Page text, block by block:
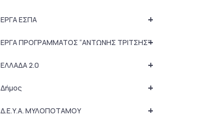
+
ΕΡΓΑ ΕΣΠΑ
+
ΕΡΓΑ ΠΡΟΓΡΑΜΜΑΤΟΣ “ΑΝΤΩΝΗΣ ΤΡΙΤΣΗΣ”
+
ΕΛΛΑΔΑ 2.0
+
Δήμος
+
Δ.Ε.Υ.Α. ΜΥΛΟΠΟΤΑΜΟΥ